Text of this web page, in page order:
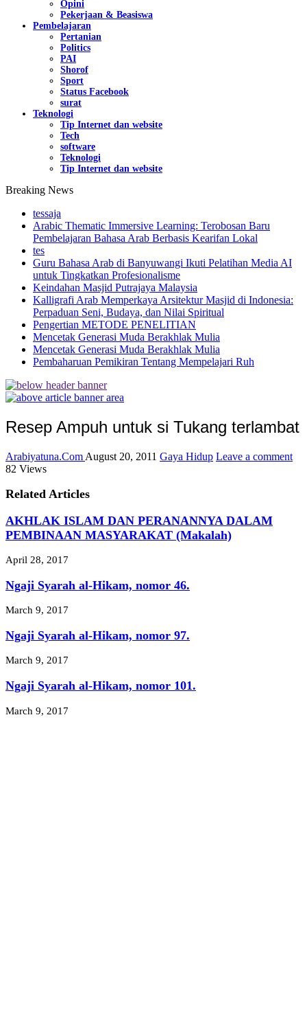
Opini
Pekerjaan & Beasiswa
Pembelajaran
Pertanian
Politics
PAI
Shorof
Sport
Status Facebook
surat
Teknologi
Tip Internet dan website
Tech
software
Teknologi
Tip Internet dan website
Breaking News
tessaja
Arabic Thematic Immersive Learning: Terobosan Baru
Pembelajaran Bahasa Arab Berbasis Kearifan Lokal
tes
Guru Bahasa Arab di Banyuwangi Ikuti Pelatihan Media AI
untuk Tingkatkan Profesionalisme
Keindahan Masjid Putrajaya Malaysia
Kalligrafi Arab Memperkaya Arsitektur Masjid di Indonesia:
Perpaduan Seni, Budaya, dan Nilai Spiritual
Pengertian METODE PENELITIAN
Mencetak Generasi Muda Berakhlak Mulia
Mencetak Generasi Muda Berakhlak Mulia
Pembaharuan Pemikiran Tentang Mempelajari Ruh
Resep Ampuh untuk si Tukang terlambat
Arabiyatuna.Com August 20, 2011 Gaya Hidup Leave a comment
82 Views
Related Articles
AKHLAK ISLAM DAN PERANANNYA DALAM
PEMBINAAN MASYARAKAT (Makalah)
April 28, 2017
Ngaji Syarah al-Hikam, nomor 46.
March 9, 2017
Ngaji Syarah al-Hikam, nomor 97.
March 9, 2017
Ngaji Syarah al-Hikam, nomor 101.
March 9, 2017